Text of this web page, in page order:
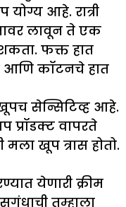
आहे. रात्री
लावून ते एक
फक्त हात
आणि कॉटनचे हात
सेन्सिटिव्ह आहे.
प्रॉडक्ट वापरते
खूप त्रास होतो.
येणारी क्रीम
तुम्हाला